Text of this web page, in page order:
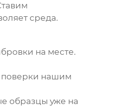
среда.
на месте.
поверки нашим
образцы уже на